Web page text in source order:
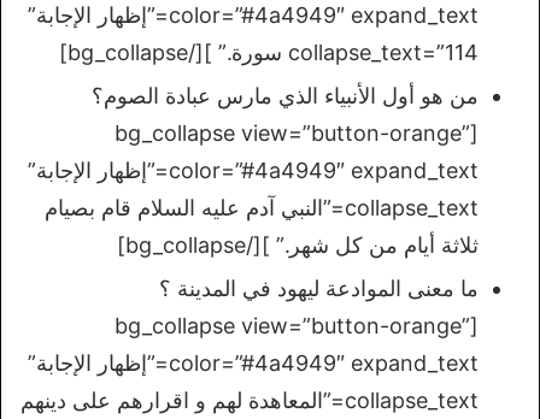
color=”#4a4949″ expand_text=”إظهار الإجابة”
collapse_text=”114 سورة.” ][/bg_collapse]
من هو أول الأنبياء الذي مارس عبادة الصوم؟
[bg_collapse view=”button-orange”
color=”#4a4949″ expand_text=”إظهار الإجابة”
collapse_text=”النبي آدم عليه السلام قام بصيام
ثلاثة أيام من كل شهر.” ][/bg_collapse]
ما معنى الموادعة ليهود في المدينة ؟
[bg_collapse view=”button-orange”
color=”#4a4949″ expand_text=”إظهار الإجابة”
collapse_text=”المعاهدة لهم و اقرارهم على دينهم